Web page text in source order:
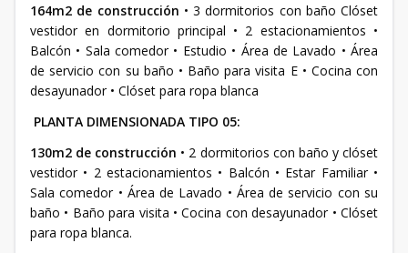
164m2 de construcción • 3 dormitorios con baño Clóset
vestidor en dormitorio principal • 2 estacionamientos •
Balcón • Sala comedor • Estudio • Área de Lavado • Área
de servicio con su baño • Baño para visita E • Cocina con
desayunador • Clóset para ropa blanca
PLANTA DIMENSIONADA TIPO 05:
130m2 de construcción • 2 dormitorios con baño y clóset
vestidor • 2 estacionamientos • Balcón • Estar Familiar •
Sala comedor • Área de Lavado • Área de servicio con su
baño • Baño para visita • Cocina con desayunador • Clóset
para ropa blanca.